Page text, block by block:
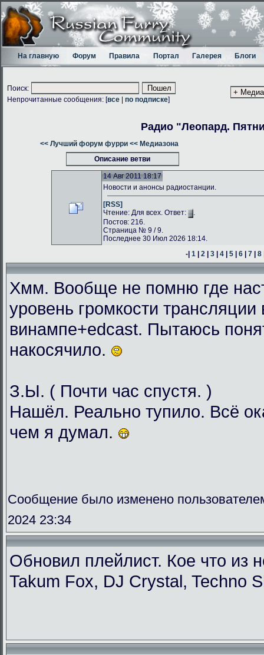
На главную Форум Правила Портал Галерея Блоги
Поиск:
Непрочитанные сообщения: [все по подписке]
Радио "Леопард.
<< Лучший форум фурри << Медиазона
Описание ветви
14 Авг 2011 18:17
Новости и анонсы радиостанции.
[RSS]
Чтение: Для всех. Ответ:
.
Постов: 216.
Страница № 9 / 9.
Последнее 30 Июл 2026 18:14.
-|1 |2 |3 |4 |5 |6 |7 |8
Хмм. Вообще не помню где
уровень громкости трансляции
винампе+edcast. Пытаюсь
накосячило.
З.Ы. ( Почти час спустя. )
Нашёл. Реально тупило. Всё
чем я думал.
Сообщение было изменено
2024 23:34
Обновил плейлист. Кое что из
Takum Fox, DJ Crystal, Techno